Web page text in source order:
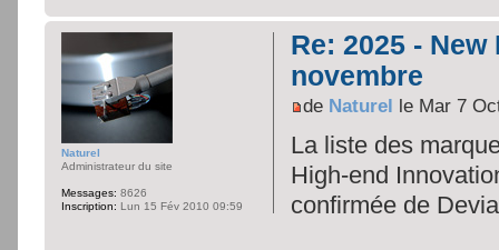
Re: 2025 -
novembre
de Naturel le Mar 7
La liste des
High-end
confirmée de
Naturel
Administrateur du site
Messages: 8626
Inscription: Lun 15 Fév 2010 09:59